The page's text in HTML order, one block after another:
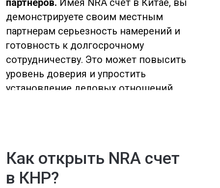
по направлениям бизнеса.
Industrial and Commercial Bank
of China (ICBC) : Предлагает
конкурентные условия для
открытия NRA счетов, есть
принимает активное участие
в международных расчетах,